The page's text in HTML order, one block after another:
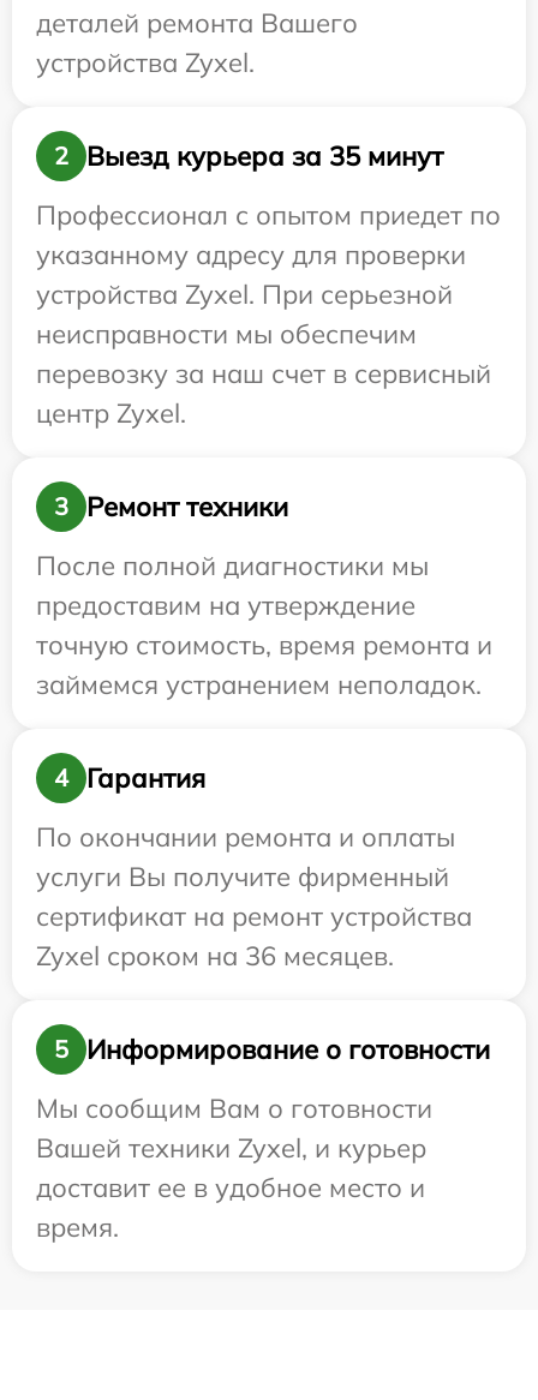
деталей ремонта Вашего
устройства Zyxel.
2
Выезд курьера за 35 минут
Профессионал с опытом приедет по
указанному адресу для проверки
устройства Zyxel. При серьезной
неисправности мы обеспечим
перевозку за наш счет в сервисный
центр Zyxel.
3
Ремонт техники
После полной диагностики мы
предоставим на утверждение
точную стоимость, время ремонта и
займемся устранением неполадок.
4
Гарантия
По окончании ремонта и оплаты
услуги Вы получите фирменный
сертификат на ремонт устройства
Zyxel сроком на 36 месяцев.
5
Информирование о готовности
Мы сообщим Вам о готовности
Вашей техники Zyxel, и курьер
доставит ее в удобное место и
время.